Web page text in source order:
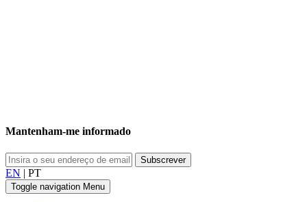
Mantenham-me informado
EN | PT
Toggle navigation Menu